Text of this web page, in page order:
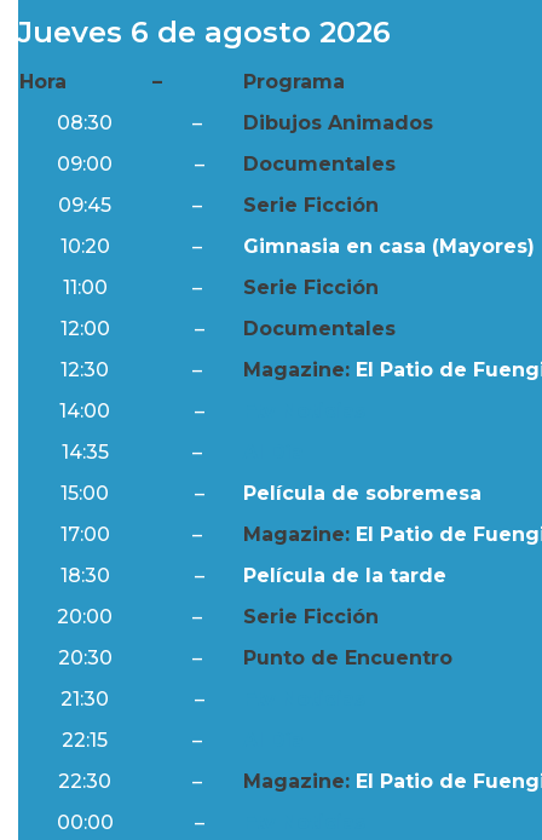
Jueves 6 de agosto 2026
Hora –
Programa
08:30
–
Dibujos Animados
09:00
–
Documentales
09:45
–
Serie Ficción
10:20
–
Gimnasia en casa (Mayores)
11:00
–
Serie Ficción
12:00
–
Documentales
12:30
– Magazine: El Patio de
14:00
–
14:35
–
15:00
–
Película de sobremesa
17:00
– Magazine: El Patio de
18:30
–
Película de la tarde
20:00
–
Serie Ficción
20:30
–
Punto de Encuentro
21:30
–
22:15
–
22:30
– Magazine: El Patio de
00:00
–